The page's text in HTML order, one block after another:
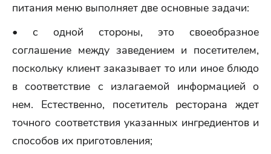
питания меню выполняет две основные задачи:
• с одной стороны, это своеобразное
соглашение между заведением и посетителем,
поскольку клиент заказывает то или иное блюдо
в соответствие с излагаемой информацией о
нем. Естественно, посетитель ресторана ждет
точного соответствия указанных ингредиентов и
способов их приготовления;